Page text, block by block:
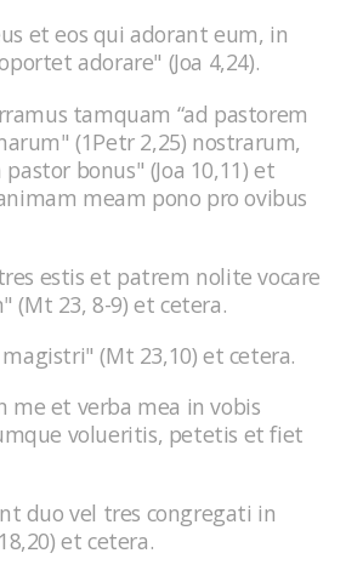
et eos qui adorant eum, in
adorare" (Joa 4,24).
tamquam “ad pastorem
(1Petr 2,25) nostrarum,
bonus" (Joa 10,11) et
meam pono pro ovibus
estis et patrem nolite vocare
(Mt 23, 8-9) et cetera.
magistri" (Mt 23,10) et cetera.
me et verba mea in vobis
volueritis, petetis et fiet
duo vel tres congregati in
et cetera.